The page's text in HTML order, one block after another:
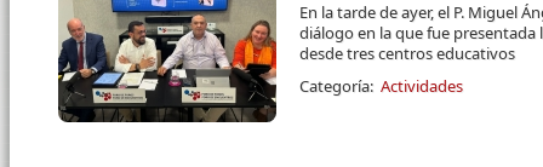
En la tarde de ayer, el P. Miguel
diálogo en la que fue presentada
desde tres centros educativos
Categoría: Actividades